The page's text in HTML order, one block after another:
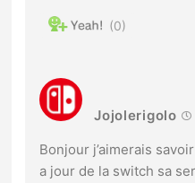
0
Jojolerigolo
Bonjour j’aimerais
a jour de la switch sa